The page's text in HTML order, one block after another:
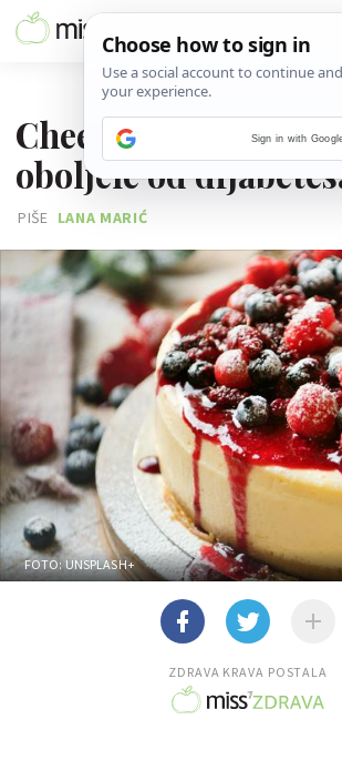
Cheesecake
oboljele od
PIŠE LANA MARIĆ
FOTO: UNSPLASH+
ZDRAVA KRAVA POSTALA
Sign in with